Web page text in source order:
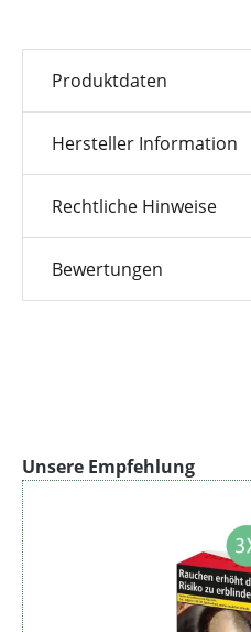
Produktdaten
Hersteller Information
Rechtliche Hinweise
Bewertungen
Produktgalerie überspringen
Unsere Empfehlung